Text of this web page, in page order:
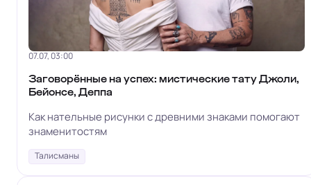
07.07, 03:00
Заговорённые на успех: мистические тату Джоли,
Бейонсе, Деппа
Как нательные рисунки с древними знаками помогают
знаменитостям
Талисманы